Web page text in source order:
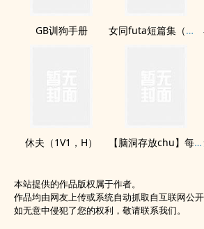
GB训狗手册 女同futa短篇集（随缘更新）
休夫（1V1，H） 【脑洞存放chu】每天在春梦里酱酱酿酿结果被人找上门了怎么
本站提供的作品版权属于作者。
作品均由网友上传或系统自动抓取自互联网公开
如无意中侵犯了您的权利，敬请联系我们。